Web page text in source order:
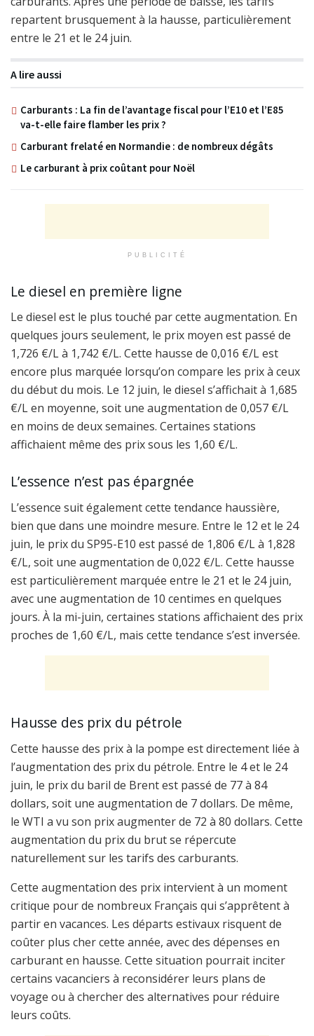
repartent brusquement à la hausse, particulièrement
entre le 21 et le 24 juin.
A lire aussi
Carburants : La fin de l’avantage fiscal pour l’E10 et l’E85
va-t-elle faire flamber les prix ?
Carburant frelaté en Normandie : de nombreux dégâts
Le carburant à prix coûtant pour Noël
PUBLICITÉ
Le diesel en première ligne
Le diesel est le plus touché par cette augmentation. En
quelques jours seulement, le prix moyen est passé de
1,726 €/L à 1,742 €/L. Cette hausse de 0,016 €/L est
encore plus marquée lorsqu’on compare les prix à ceux
du début du mois. Le 12 juin, le diesel s’affichait à 1,685
€/L en moyenne, soit une augmentation de 0,057 €/L
en moins de deux semaines. Certaines stations
affichaient même des prix sous les 1,60 €/L.
L’essence n’est pas épargnée
L’essence suit également cette tendance haussière,
bien que dans une moindre mesure. Entre le 12 et le 24
juin, le prix du SP95-E10 est passé de 1,806 €/L à 1,828
€/L, soit une augmentation de 0,022 €/L. Cette hausse
est particulièrement marquée entre le 21 et le 24 juin,
avec une augmentation de 10 centimes en quelques
jours. À la mi-juin, certaines stations affichaient des prix
proches de 1,60 €/L, mais cette tendance s’est inversée.
Hausse des prix du pétrole
Cette hausse des prix à la pompe est directement liée à
l’augmentation des prix du pétrole. Entre le 4 et le 24
juin, le prix du baril de Brent est passé de 77 à 84
dollars, soit une augmentation de 7 dollars. De même,
le WTI a vu son prix augmenter de 72 à 80 dollars. Cette
augmentation du prix du brut se répercute
naturellement sur les tarifs des carburants.
Cette augmentation des prix intervient à un moment
critique pour de nombreux Français qui s’apprêtent à
partir en vacances. Les départs estivaux risquent de
coûter plus cher cette année, avec des dépenses en
carburant en hausse. Cette situation pourrait inciter
certains vacanciers à reconsidérer leurs plans de
voyage ou à chercher des alternatives pour réduire
leurs coûts.